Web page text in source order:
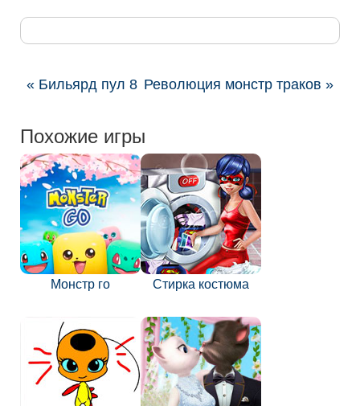
« Бильярд пул 8 Революция монстр траков »
Похожие игры
Монстр го Стирка костюма